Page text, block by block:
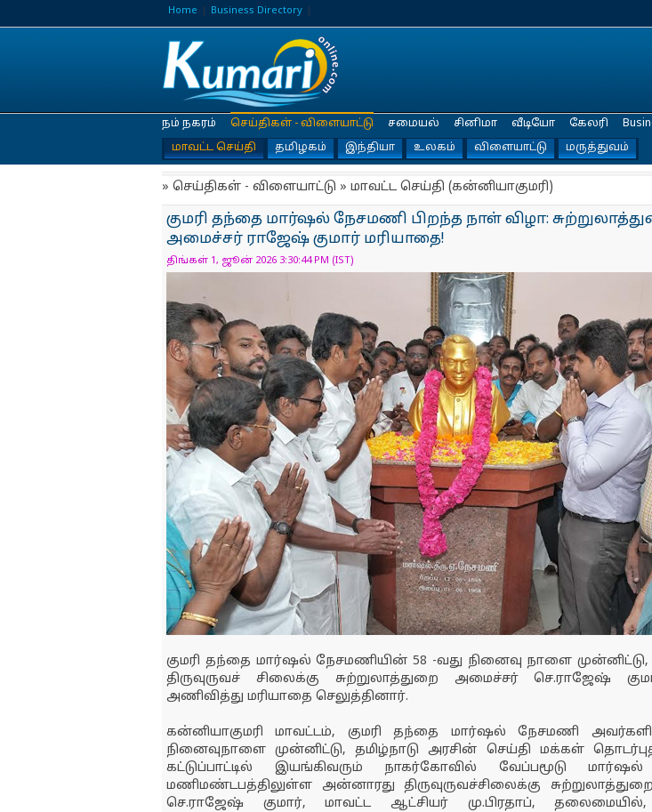
Home Business Directory
நம் நகரம்
செய்திகள் - விளையாட்டு
மாவட்ட செய்தி
தமிழகம் இந்தியா உலகம் விளையாட்டு மருத்துவம்
சமையல் சினிமா வீடியோ கேலரி
» செய்திகள் - விளையாட்டு » மாவட்ட செய்தி (கன்னியாகுமரி)
குமரி தந்தை மார்ஷல் நேசமணி பிறந்த நாள் விழா:
அமைச்சர் ராஜேஷ் குமார் மரியாதை!
திங்கள் 1, ஜூன் 2026 3:30:44 PM (IST)
குமரி தந்தை மார்ஷல் நேசமணியின் 58 -வது நினைவு நாளை
திருவுருவச் சிலைக்கு சுற்றுலாத்துறை அமைச்சர் செ.ராஜேஷ்
அணிவித்து மரியாதை செலுத்தினார்.
கன்னியாகுமரி மாவட்டம், குமரி தந்தை மார்ஷல் நேசமணி
நினைவுநாளை முன்னிட்டு, தமிழ்நாடு அரசின் செய்தி மக்கள்
கட்டுப்பாட்டில் இயங்கிவரும் நாகர்கோவில் வேப்பமூடு
மணிமண்டபத்திலுள்ள அன்னாரது திருவுருவச்சிலைக்கு
செ.ராஜேஷ் குமார், மாவட்ட ஆட்சியர் மு.பிரதாப்,